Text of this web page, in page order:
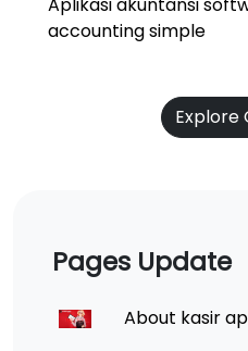
accounting simple
Explore
Pages Update
About kasir